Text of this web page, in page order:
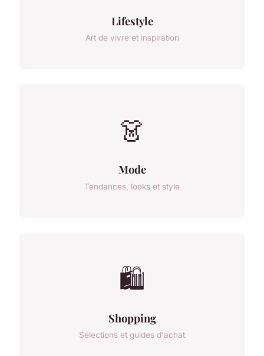
Lifestyle
Art de vivre et inspiration
👗
Mode
Tendances, looks et style
🛍️
Shopping
Sélections et guides d'achat